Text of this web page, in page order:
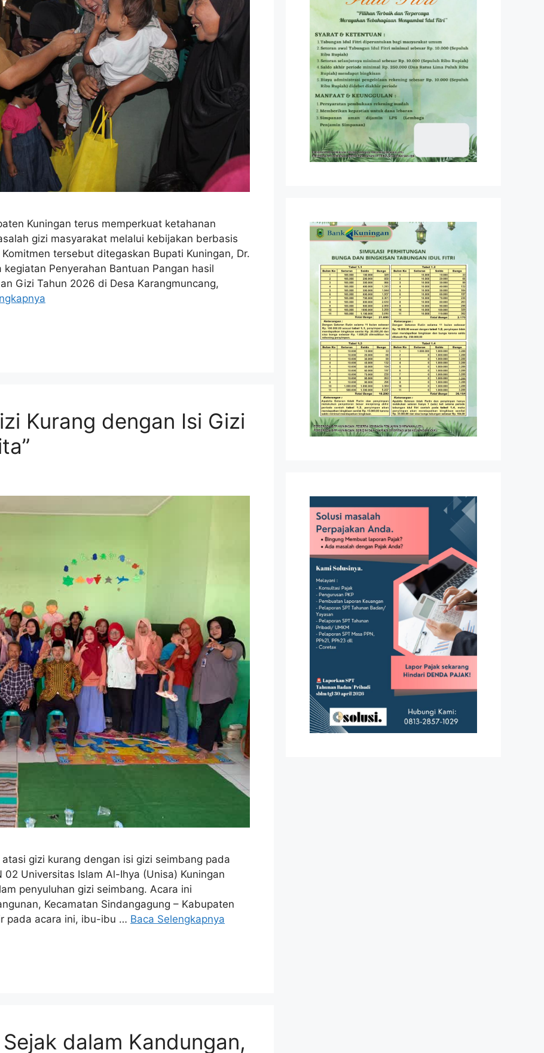
Kuningan terus memperkuat ketahanan
gizi masyarakat melalui kebijakan berbasis
tersebut ditegaskan Bupati Kuningan, Dr.
Penyerahan Bantuan Pangan hasil
Gizi Tahun 2026 di Desa Karangmuncang,
Kurang dengan Isi Gizi
atasi gizi kurang dengan isi gizi seimbang pada
02 Universitas Islam Al-Ihya (Unisa) Kuningan
penyuluhan gizi seimbang. Acara ini
Kecamatan Sindangagung – Kabupaten
pada acara ini, ibu-ibu … Baca Selengkapnya
dalam Kandungan,